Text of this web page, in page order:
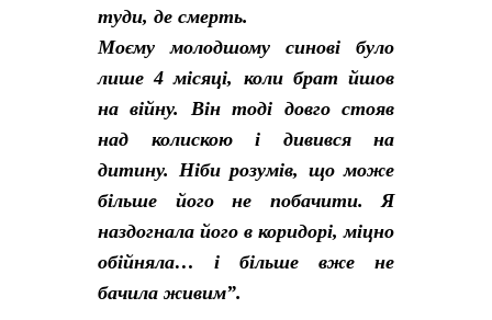
туди, де смерть.
Моєму молодшому синові було
лише 4 місяці, коли брат йшов
на війну. Він тоді довго стояв
над колискою і дивився на
дитину. Ніби розумів, що може
більше його не побачити. Я
наздогнала його в коридорі, міцно
обійняла… і більше вже не
бачила живим”.